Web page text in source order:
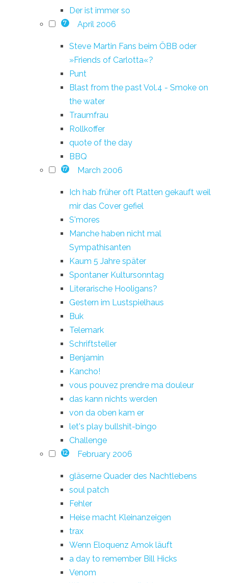
Der ist immer so
7 April 2006
Steve Martin Fans beim ÖBB oder
»Friends of Carlotta«?
Punt
Blast from the past Vol.4 - Smoke on
the water
Traumfrau
Rollkoffer
quote of the day
BBQ
17 March 2006
Ich hab früher oft Platten gekauft weil
mir das Cover gefiel
S'mores
Manche haben nicht mal
Sympathisanten
Kaum 5 Jahre später
Spontaner Kultursonntag
Literarische Hooligans?
Gestern im Lustspielhaus
Buk
Telemark
Schriftsteller
Benjamin
Kancho!
vous pouvez prendre ma douleur
das kann nichts werden
von da oben kam er
let's play bullshit-bingo
Challenge
12 February 2006
gläserne Quader des Nachtlebens
soul patch
Fehler
Heise macht Kleinanzeigen
trax
Wenn Eloquenz Amok läuft
a day to remember Bill Hicks
Venom